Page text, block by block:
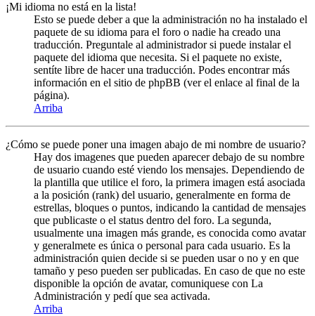
¡Mi idioma no está en la lista!
Esto se puede deber a que la administración no ha instalado el
paquete de su idioma para el foro o nadie ha creado una
traducción. Preguntale al administrador si puede instalar el
paquete del idioma que necesita. Si el paquete no existe,
sentíte libre de hacer una traducción. Podes encontrar más
información en el sitio de phpBB (ver el enlace al final de la
página).
Arriba
¿Cómo se puede poner una imagen abajo de mi nombre de usuario?
Hay dos imagenes que pueden aparecer debajo de su nombre
de usuario cuando esté viendo los mensajes. Dependiendo de
la plantilla que utilice el foro, la primera imagen está asociada
a la posición (rank) del usuario, generalmente en forma de
estrellas, bloques o puntos, indicando la cantidad de mensajes
que publicaste o el status dentro del foro. La segunda,
usualmente una imagen más grande, es conocida como avatar
y generalmete es única o personal para cada usuario. Es la
administración quien decide si se pueden usar o no y en que
tamaño y peso pueden ser publicadas. En caso de que no este
disponible la opción de avatar, comuniquese con La
Administración y pedí que sea activada.
Arriba